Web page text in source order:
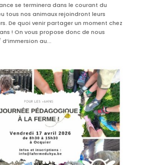
se terminera dans le courant du
tous nos animaux rejoindront leurs
De quoi venir partager un moment chez
! On vous propose donc de nous
au...